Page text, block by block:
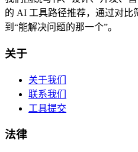
的 AI 工具路径推荐，通过对比
到“能解决问题的那一个”。
关于
关于我们
联系我们
工具提交
法律